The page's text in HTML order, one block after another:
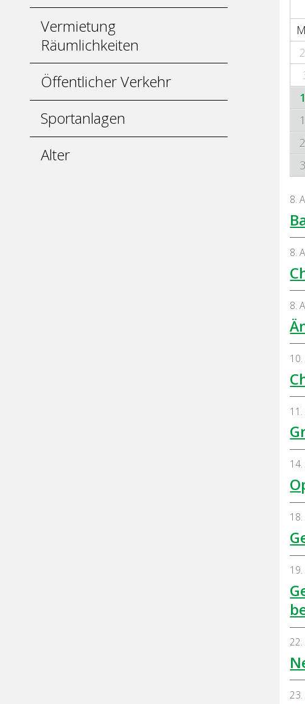
Vermietung
Räumlichkeiten
Öffentlicher Verkehr
Sportanlagen
Alter
8.
8.
8.